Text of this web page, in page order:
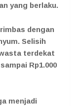
yang berlaku.
dengan
Selisih
terdekat
Rp1.000
menjadi